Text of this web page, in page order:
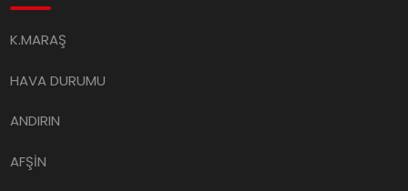
K.MARAŞ
HAVA DURUMU
ANDIRIN
AFŞİN